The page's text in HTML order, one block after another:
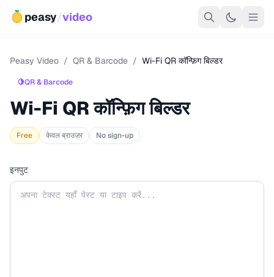
peasy/video
Peasy Video / QR & Barcode / Wi-Fi QR कॉन्फ़िग बिल्डर
🍋QR & Barcode
Wi-Fi QR कॉन्फ़िग बिल्डर
Free केवल ब्राउज़र No sign-up
इनपुट